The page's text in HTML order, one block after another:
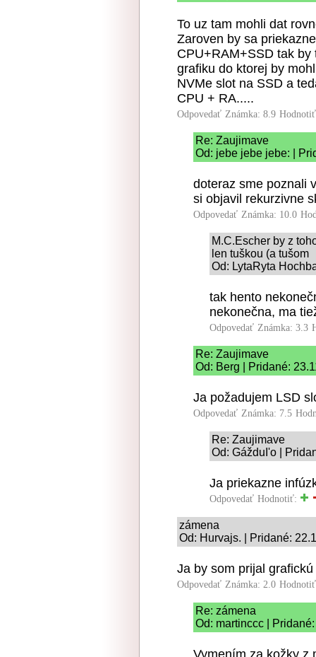
To uz tam mohli dat
Zaroven by sa
CPU+RAM+SSD tak
grafiku do ktorej by
NVMe slot na SSD a
CPU + RA.....
Odpovedať Známka: 8.9
Re: Zaujimave
Od: jebe jebe jebe: |
doteraz sme poznali
si objavil rekurzivne
Odpovedať Známka: 10.0
M.C.Escher by z
len tuškou (a tušom
Od: LytaRyta
tak hento
nekonečna, ma
Odpovedať Známka: 3.3
Re: Zaujimave
Od: Berg | Pridané:
Ja požadujem LSD
Odpovedať Známka: 7.5
Re: Zaujimave
Od: GážduI'o |
Ja priekazne
Odpovedať Hodnotiť:
zámena
Od: Hurvajs. | Pridané:
Ja by som prijal
Odpovedať Známka: 2.0
Re: zámena
Od: martinccc |
Vymením za kožky z